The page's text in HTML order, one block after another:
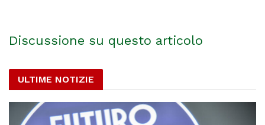
Discussione su questo articolo
ULTIME NOTIZIE